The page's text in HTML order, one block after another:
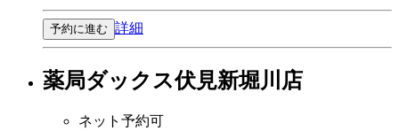
予約に進む 詳細
薬局ダックス伏見新堀川店
ネット予約可